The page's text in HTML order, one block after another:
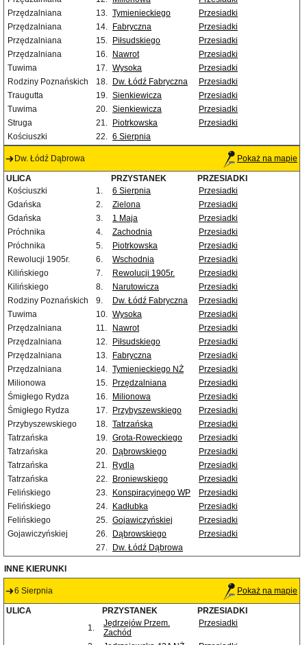
Przędzalniana
13. Tymienieckiego
Przesiadki
Przędzalniana
14. Fabryczna
Przesiadki
Przędzalniana
15. Piłsudskiego
Przesiadki
Przędzalniana
16. Nawrot
Przesiadki
Tuwima
17. Wysoka
Przesiadki
Rodziny Poznańskich
18. Dw. Łódź Fabryczna
Przesiadki
Traugutta
19. Sienkiewicza
Przesiadki
Tuwima
20. Sienkiewicza
Przesiadki
Struga
21. Piotrkowska
Przesiadki
Kościuszki
22. 6 Sierpnia
Dw. Łódź Dąbrowa Pokaż na mapie
ULICA PRZYSTANEK
PRZESIADKI
Kościuszki
1. 6 Sierpnia
Przesiadki
Gdańska
2. Zielona
Przesiadki
Gdańska
3. 1 Maja
Przesiadki
Próchnika
4. Zachodnia
Przesiadki
Próchnika
5. Piotrkowska
Przesiadki
Rewolucji 1905r.
6. Wschodnia
Przesiadki
Kilińskiego
7. Rewolucji 1905r.
Przesiadki
Kilińskiego
8. Narutowicza
Przesiadki
Rodziny Poznańskich
9. Dw. Łódź Fabryczna
Przesiadki
Tuwima
10. Wysoka
Przesiadki
Przędzalniana
11. Nawrot
Przesiadki
Przędzalniana
12. Piłsudskiego
Przesiadki
Przędzalniana
13. Fabryczna
Przesiadki
Przędzalniana
14. Tymienieckiego NŻ
Przesiadki
Milionowa
15. Przędzalniana
Przesiadki
Śmigłego Rydza
16. Milionowa
Przesiadki
Śmigłego Rydza
17. Przybyszewskiego
Przesiadki
Przybyszewskiego
18. Tatrzańska
Przesiadki
Tatrzańska
19. Grota-Roweckiego
Przesiadki
Tatrzańska
20. Dąbrowskiego
Przesiadki
Tatrzańska
21. Rydla
Przesiadki
Tatrzańska
22. Broniewskiego
Przesiadki
Felińskiego
23. Konspiracyjnego WP
Przesiadki
Felińskiego
24. Kadłubka
Przesiadki
Felińskiego
25. Gojawiczyńskiej
Przesiadki
Gojawiczyńskiej
26. Dąbrowskiego
Przesiadki
27.
Dw. Łódź Dąbrowa
INNE KIERUNKI
6 Sierpnia Pokaż na mapie
ULICA PRZYSTANEK
PRZESIADKI
1.
Jędrzejów Przem.
Zachód
Przesiadki